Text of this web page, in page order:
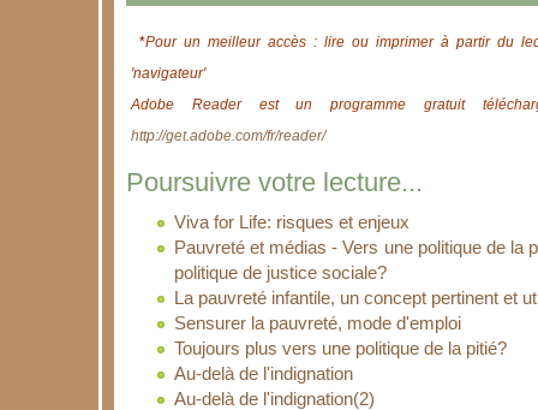
*Pour un meilleur accès : lire ou imprimer à partir du
'navigateur'
Adobe Reader est un programme gratuit
http://get.adobe.com/fr/reader/
Poursuivre votre lecture...
Viva for Life: risques et enjeux
Pauvreté et médias - Vers une politique de la
politique de justice sociale?
La pauvreté infantile, un concept pertinent et
Sensurer la pauvreté, mode d'emploi
Toujours plus vers une politique de la pitié?
Au-delà de l'indignation
Au-delà de l'indignation(2)